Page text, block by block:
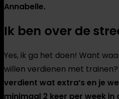
Annabelle.
Ik ben over de
Yes, ik ga het doen! Want
willen verdienen met
verdient wat extra’s en je
minimaal 2 keer per week